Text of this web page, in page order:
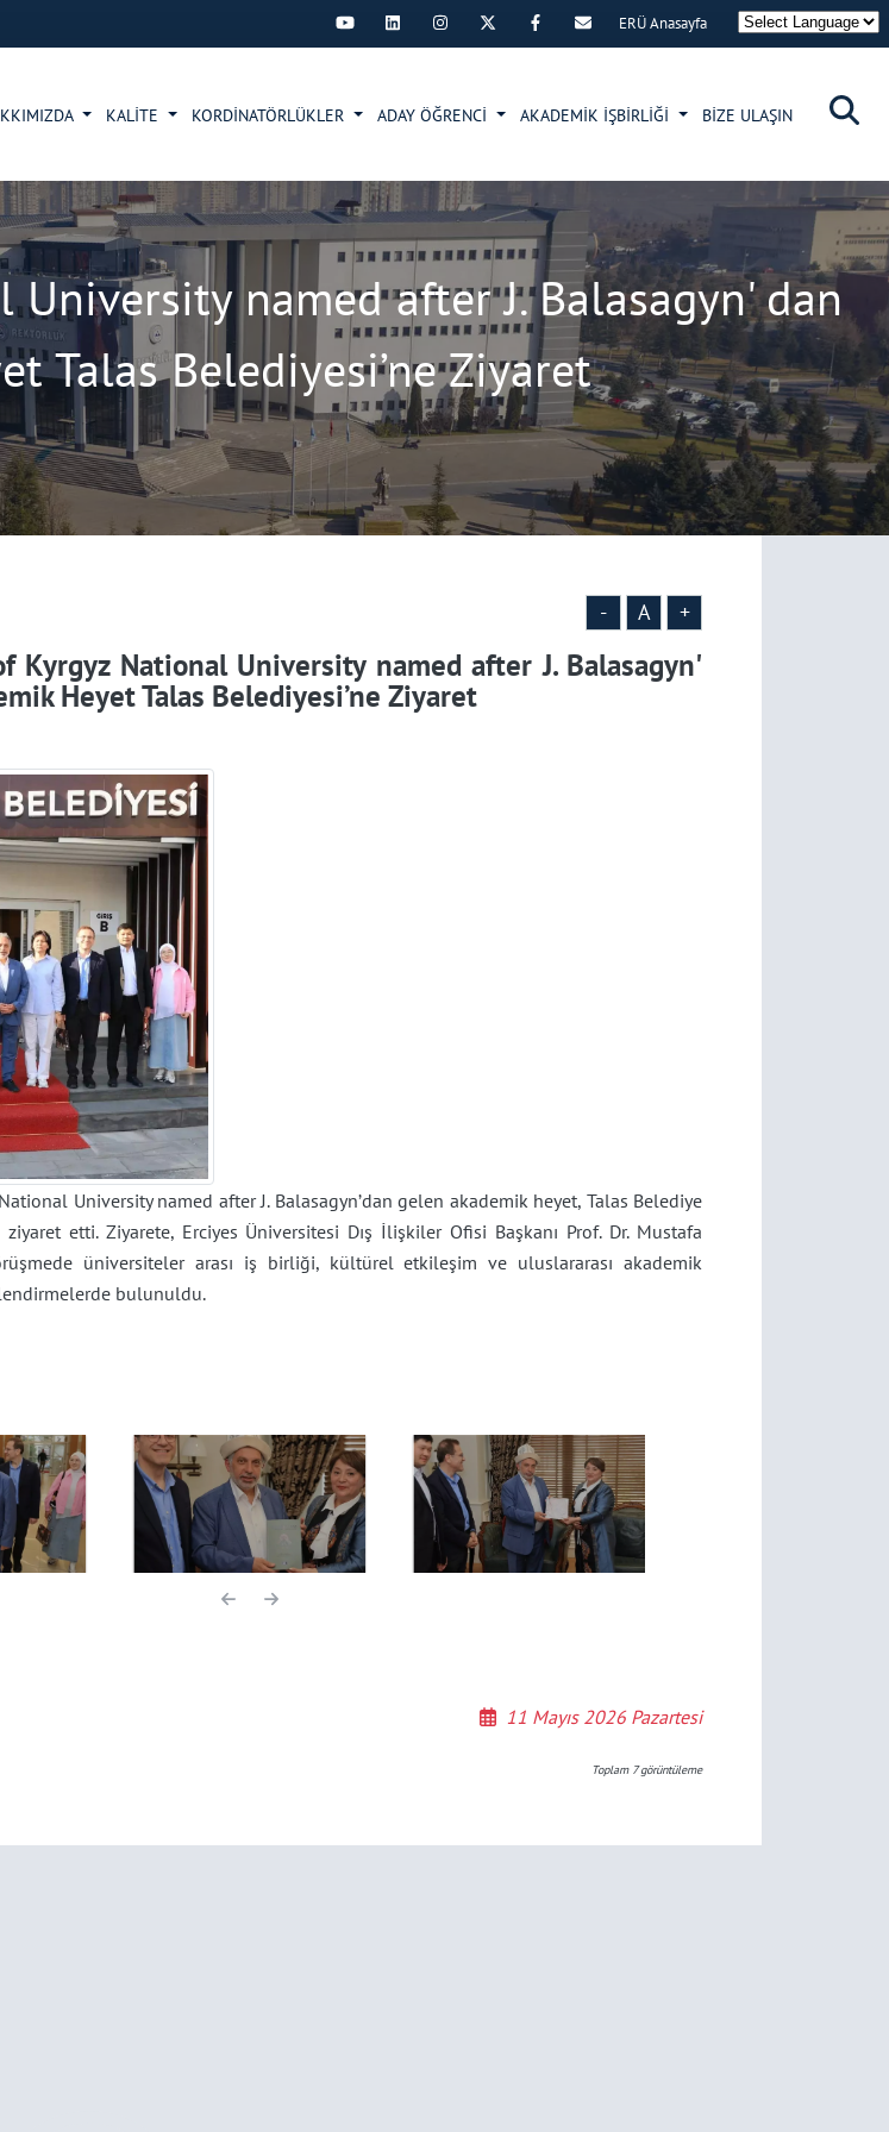
×
ERÜ Anasayfa
KALİTE KORDİNATÖRLÜKLER ADAY ÖĞRENCİ AKADEMİK İŞBİRLİĞİ BİZE ULAŞIN
named after J. Balasagyn' dan
Talas Belediyesi’ne Ziyaret
- A +
Kyrgyz National University named after J. Balasagyn'
Heyet Talas Belediyesi’ne Ziyaret
University named after J. Balasagyn’dan gelen akademik heyet, Talas Belediye
ziyaret etti. Ziyarete, Erciyes Üniversitesi Dış İlişkiler Ofisi Başkanı Prof. Dr. Mustafa
üniversiteler arası iş birliği, kültürel etkileşim ve uluslararası akademik
bulunuldu.
11 Mayıs 2026 Pazartesi
Toplam 7görüntüleme